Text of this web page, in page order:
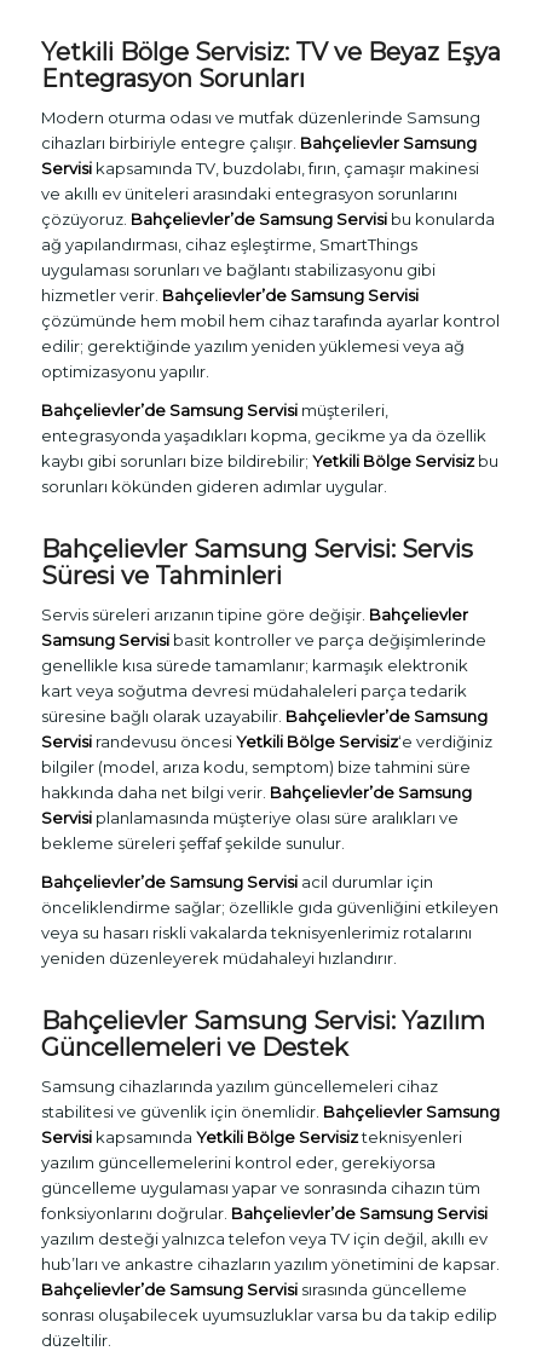
Yetkili Bölge Servisiz: TV ve Beyaz Eşya
Entegrasyon Sorunları
Modern oturma odası ve mutfak düzenlerinde Samsung
cihazları birbiriyle entegre çalışır. Bahçelievler Samsung
Servisikapsamında TV, buzdolabı, fırın, çamaşır makinesi
ve akıllı ev üniteleri arasındaki entegrasyon sorunlarını
çözüyoruz. Bahçelievler’de Samsung Servisibu konularda
ağ yapılandırması, cihaz eşleştirme, SmartThings
uygulaması sorunları ve bağlantı stabilizasyonu gibi
hizmetler verir. Bahçelievler’de Samsung Servisi
çözümünde hem mobil hem cihaz tarafında ayarlar kontrol
edilir; gerektiğinde yazılım yeniden yüklemesi veya ağ
optimizasyonu yapılır.
Bahçelievler’de Samsung Servisimüşterileri,
entegrasyonda yaşadıkları kopma, gecikme ya da özellik
kaybı gibi sorunları bize bildirebilir; Yetkili Bölge Servisizbu
sorunları kökünden gideren adımlar uygular.
Bahçelievler Samsung Servisi: Servis
Süresi ve Tahminleri
Servis süreleri arızanın tipine göre değişir. Bahçelievler
Samsung Servisibasit kontroller ve parça değişimlerinde
genellikle kısa sürede tamamlanır; karmaşık elektronik
kart veya soğutma devresi müdahaleleri parça tedarik
süresine bağlı olarak uzayabilir. Bahçelievler’de Samsung
Servisirandevusu öncesiYetkili Bölge Servisiz‘e verdiğiniz
bilgiler (model, arıza kodu, semptom) bize tahmini süre
hakkında daha net bilgi verir. Bahçelievler’de Samsung
Servisiplanlamasında müşteriye olası süre aralıkları ve
bekleme süreleri şeffaf şekilde sunulur.
Bahçelievler’de Samsung Servisiacil durumlar için
önceliklendirme sağlar; özellikle gıda güvenliğini etkileyen
veya su hasarı riskli vakalarda teknisyenlerimiz rotalarını
yeniden düzenleyerek müdahaleyi hızlandırır.
Bahçelievler Samsung Servisi: Yazılım
Güncellemeleri ve Destek
Samsung cihazlarında yazılım güncellemeleri cihaz
stabilitesi ve güvenlik için önemlidir. Bahçelievler Samsung
Servisikapsamında Yetkili Bölge Servisizteknisyenleri
yazılım güncellemelerini kontrol eder, gerekiyorsa
güncelleme uygulaması yapar ve sonrasında cihazın tüm
fonksiyonlarını doğrular. Bahçelievler’de Samsung Servisi
yazılım desteği yalnızca telefon veya TV için değil, akıllı ev
hub’ları ve ankastre cihazların yazılım yönetimini de kapsar.
Bahçelievler’de Samsung Servisisırasında güncelleme
sonrası oluşabilecek uyumsuzluklar varsa bu da takip edilip
düzeltilir.